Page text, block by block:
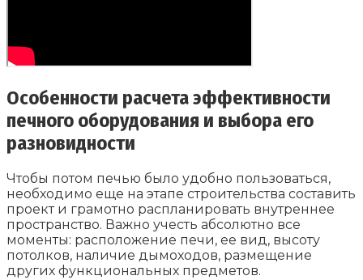
Особенности расчета эффективности
печного оборудования и выбора его
разновидности
Чтобы потом печью было удобно пользоваться,
необходимо еще на этапе строительства составить
проект и грамотно распланировать внутреннее
пространство. Важно учесть абсолютно все
моменты: расположение печи, ее вид, высоту
потолков, наличие дымоходов, размещение
других функциональных предметов.